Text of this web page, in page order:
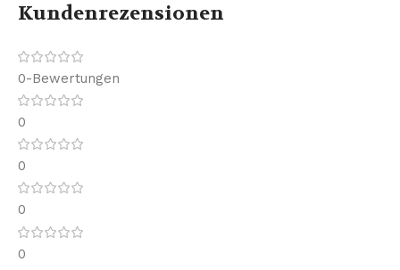
Kundenrezensionen
0-Bewertungen
0
0
0
0